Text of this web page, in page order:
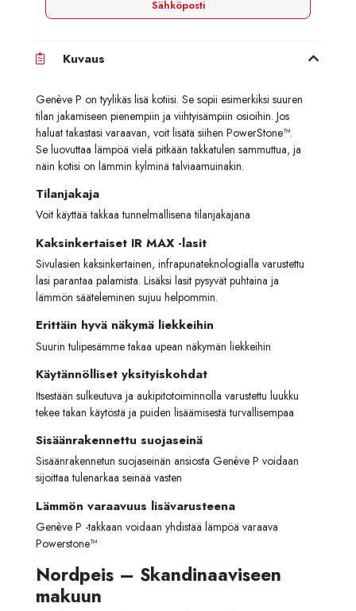
Sähköposti
Kuvaus
Genève P on tyylikäs lisä kotiisi. Se sopii esimerkiksi suuren
tilan jakamiseen pienempiin ja viihtyisämpiin osioihin. Jos
haluat takastasi varaavan, voit lisätä siihen PowerStone™.
Se luovuttaa lämpöä vielä pitkään takkatulen sammuttua, ja
näin kotisi on lämmin kylminä talviaamuinakin.
Tilanjakaja
Voit käyttää takkaa tunnelmallisena tilanjakajana
Kaksinkertaiset IR MAX -lasit
Sivulasien kaksinkertainen, infrapunateknologialla varustettu
lasi parantaa palamista. Lisäksi lasit pysyvät puhtaina ja
lämmön sääteleminen sujuu helpommin.
Erittäin hyvä näkymä liekkeihin
Suurin tulipesämme takaa upean näkymän liekkeihin
Käytännölliset yksityiskohdat
Itsestään sulkeutuva ja aukipitotoiminnolla varustettu luukku
tekee takan käytöstä ja puiden lisäämisestä turvallisempaa
Sisäänrakennettu suojaseinä
Sisäänrakennetun suojaseinän ansiosta Genève P voidaan
sijoittaa tulenarkaa seinää vasten
Lämmön varaavuus lisävarusteena
Genève P -takkaan voidaan yhdistää lämpöä varaava
Powerstone™
Nordpeis – Skandinaaviseen
makuun